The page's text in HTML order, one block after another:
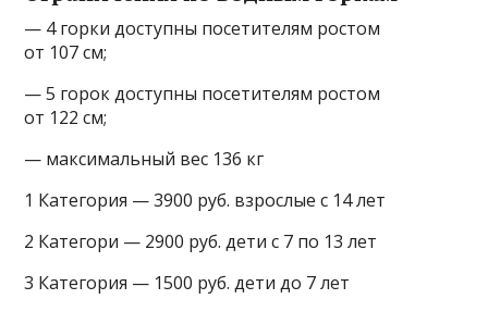
— 4 горки доступны посетителям ростом
от 107 см;
— 5 горок доступны посетителям ростом
от 122 см;
— максимальный вес 136 кг
1 Категория — 3900 руб. взрослые с 14 лет
2 Категори — 2900 руб. дети с 7 по 13 лет
3 Категория — 1500 руб. дети до 7 лет